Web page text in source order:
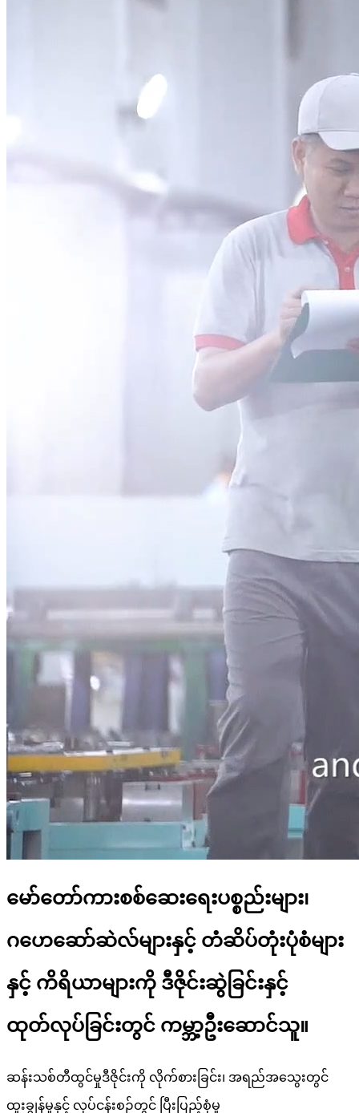
မော်တော်ကားစစ်ဆေးရေးပစ္စည်းများ၊
ဂဟေဆော်ဆဲလ်များနှင့် တံဆိပ်တုံးပုံစံများ
နှင့် ကိရိယာများကို ဒီဇိုင်းဆွဲခြင်းနှင့်
ထုတ်လုပ်ခြင်းတွင် ကမ္ဘာ့ဦးဆောင်သူ။
ဆန်းသစ်တီထွင်မှုဒီဇိုင်းကို လိုက်စားခြင်း၊ အရည်အသွေးတွင်
ထူးချွန်မှုနှင့် လုပ်ငန်းစဉ်တွင် ပြီးပြည့်စုံမှု